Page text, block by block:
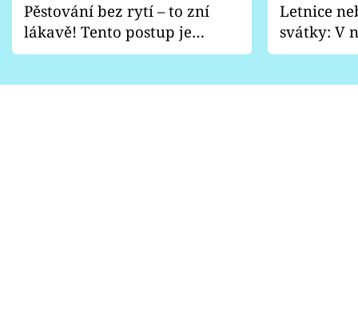
Pěstování bez rytí – to zní
lákavě! Tento postup je
vhodný jen pro některé
Letnice
svátky: V
pondělí